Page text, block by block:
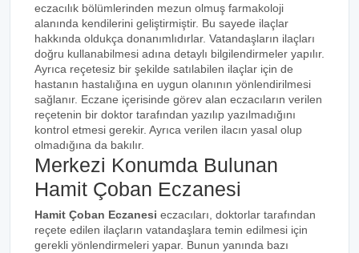
eczacılık bölümlerinden mezun olmuş farmakoloji
alanında kendilerini geliştirmiştir. Bu sayede ilaçlar
hakkında oldukça donanımlıdırlar. Vatandaşların ilaçları
doğru kullanabilmesi adına detaylı bilgilendirmeler yapılır.
Ayrıca reçetesiz bir şekilde satılabilen ilaçlar için de
hastanın hastalığına en uygun olanının yönlendirilmesi
sağlanır. Eczane içerisinde görev alan eczacıların verilen
reçetenin bir doktor tarafından yazılıp yazılmadığını
kontrol etmesi gerekir. Ayrıca verilen ilacın yasal olup
olmadığına da bakılır.
Merkezi Konumda Bulunan
Hamit Çoban Eczanesi
Hamit Çoban Eczanesi eczacıları, doktorlar tarafından
reçete edilen ilaçların vatandaşlara temin edilmesi için
gerekli yönlendirmeleri yapar. Bunun yanında bazı